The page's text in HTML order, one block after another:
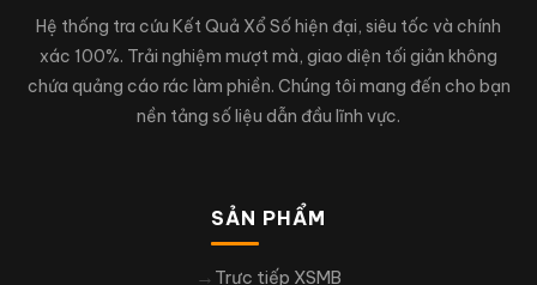
Hệ thống tra cứu Kết Quả Xổ Số hiện đại, siêu tốc và chính
xác 100%. Trải nghiệm mượt mà, giao diện tối giản không
chứa quảng cáo rác làm phiền. Chúng tôi mang đến cho bạn
nền tảng số liệu dẫn đầu lĩnh vực.
SẢN PHẨM
Trực tiếp XSMB